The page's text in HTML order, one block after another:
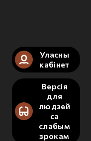
Уласны
кабінет
Версія
для
людзей
са
слабым
зрокам